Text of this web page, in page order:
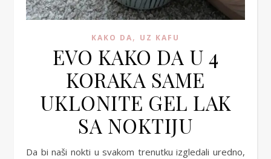
KAKO DA, UZ KAFU
EVO KAKO DA U 4
KORAKA SAME
UKLONITE GEL LAK
SA NOKTIJU
Da bi naši nokti u svakom trenutku izgledali uredno,